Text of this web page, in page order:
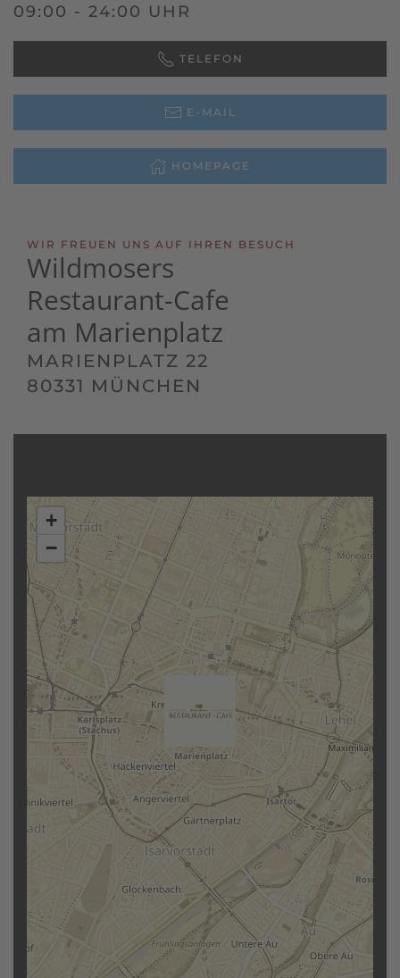
09:00 - 24:00 UHR
TELEFON
E-MAIL
HOMEPAGE
WIR FREUEN UNS AUF IHREN BESUCH
Wildmosers
Restaurant-Cafe
am Marienplatz
MARIENPLATZ 22
80331 MÜNCHEN
+
−